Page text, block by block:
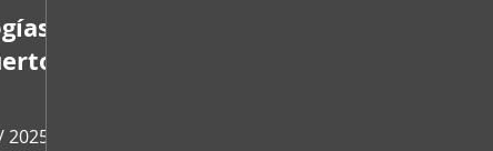
/
2025